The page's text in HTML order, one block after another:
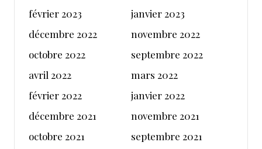
février 2023
janvier 2023
décembre 2022
novembre 2022
octobre 2022
septembre 2022
avril 2022
mars 2022
février 2022
janvier 2022
décembre 2021
novembre 2021
octobre 2021
septembre 2021